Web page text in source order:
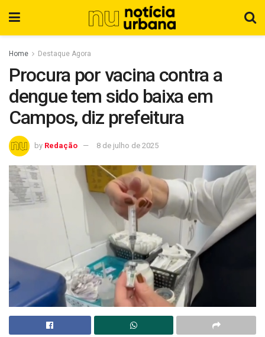
Home Destaque Agora
Procura por vacina contra a
dengue tem sido baixa em
Campos, diz prefeitura
by Redação 8 de julho de 2025